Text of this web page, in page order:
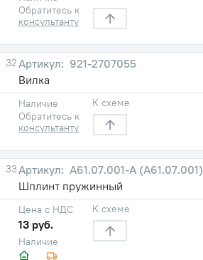
Обратитесь к
консультанту
32
921-2707055
Вилка
Наличие
Обратитесь к
консультанту
К схеме
33
А61.07.001-А (А61.07.001)
Шплинт пружинный
Наличие
Цена с НДС
13 руб.
К схеме